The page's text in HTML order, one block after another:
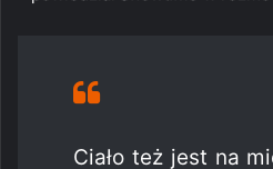
Ciało też jest na